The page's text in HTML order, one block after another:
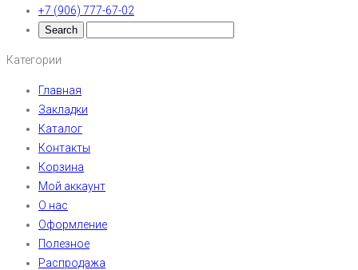
+7 (906) 777-67-02
Категории
Главная
Закладки
Каталог
Контакты
Корзина
Мой аккаунт
О нас
Оформление
Полезное
Распродажа